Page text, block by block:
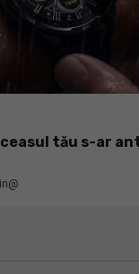
ceasul tău s-ar